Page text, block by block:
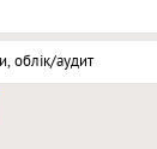
облік/аудит